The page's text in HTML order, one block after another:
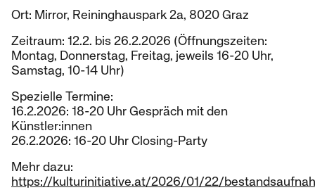
Ort: Mirror, Reininghauspark 2a, 8020 Graz
Zeitraum: 12.2. bis 26.2.2026 (Öffnungszeiten:
Montag, Donnerstag, Freitag, jeweils 16-20 Uhr,
Samstag, 10-14 Uhr)
Spezielle Termine:
16.2.2026: 18-20 Uhr Gespräch mit den
Künstler:innen
26.2.2026: 16-20 Uhr Closing-Party
Mehr dazu:
https://kulturinitiative.at/2026/01/22/